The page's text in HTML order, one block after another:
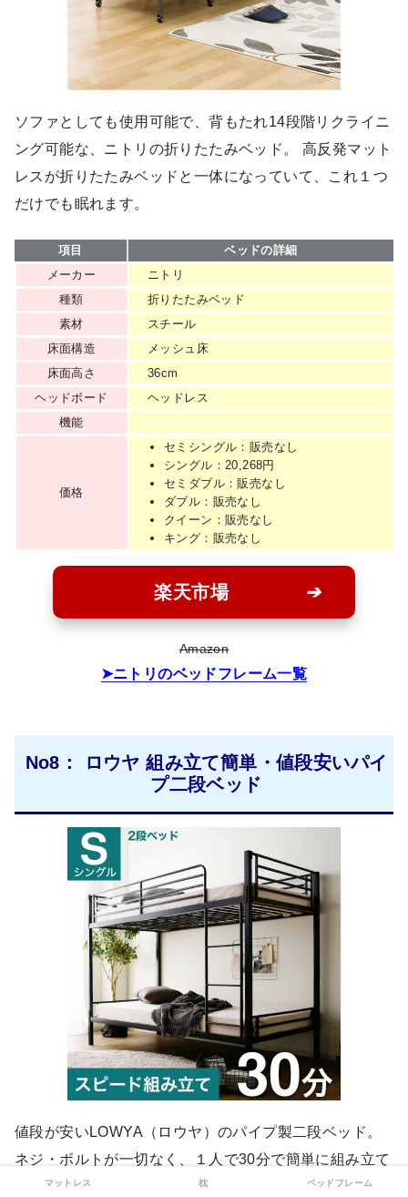
ソファとしても使用可能で、背もたれ14段階リクライニ
ング可能な、ニトリの折りたたみベッド。 高反発マット
レスが折りたたみベッドと一体になっていて、これ１つ
だけでも眠れます。
項目
ベッドの詳細
メーカー
ニトリ
種類
折りたたみベッド
素材
スチール
床面構造
メッシュ床
床面高さ
36cm
ヘッドボード
ヘッドレス
機能
価格
セミシングル：販売なし
シングル：20,268円
セミダブル：販売なし
ダブル：販売なし
クイーン：販売なし
キング：販売なし
楽天市場
Amazon
ニトリのベッドフレーム一覧
No8： ロウヤ 組み立て簡単・値段安いパイ
プ二段ベッド
値段が安いLOWYA（ロウヤ）のパイプ製二段ベッド。
ネジ・ボルトが一切なく、１人で30分で簡単に組み立て
できます。
マットレス 枕 ベッドフレーム